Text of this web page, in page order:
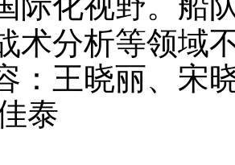
术分析等领域
：王晓丽、宋
泰